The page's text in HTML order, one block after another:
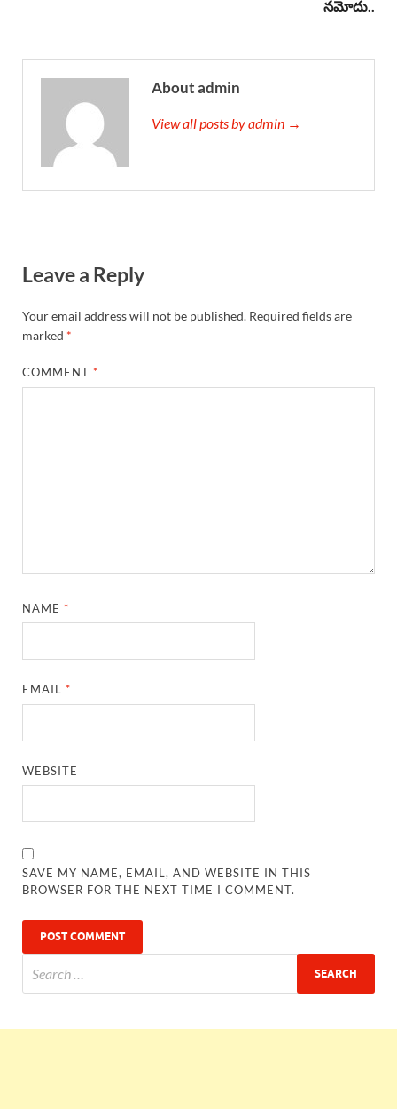
నమోదు..
About admin
View all posts by admin →
Leave a Reply
Your email address will not be published. Required fields are
marked *
COMMENT*
NAME*
EMAIL*
WEBSITE
SAVE MY NAME, EMAIL, AND WEBSITE IN THIS
BROWSER FOR THE NEXT TIME I COMMENT.